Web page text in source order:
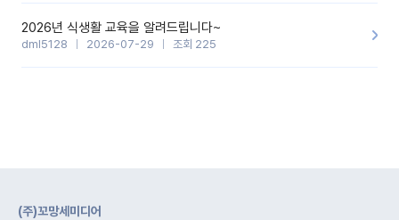
2026년 식생활 교육을 알려드립니다~
dml5128 2026-07-29 조회 225
(주)꼬망세미디어